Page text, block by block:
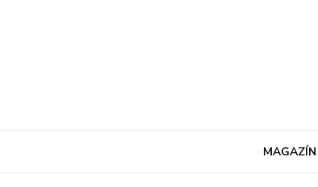
MAGAZÍN